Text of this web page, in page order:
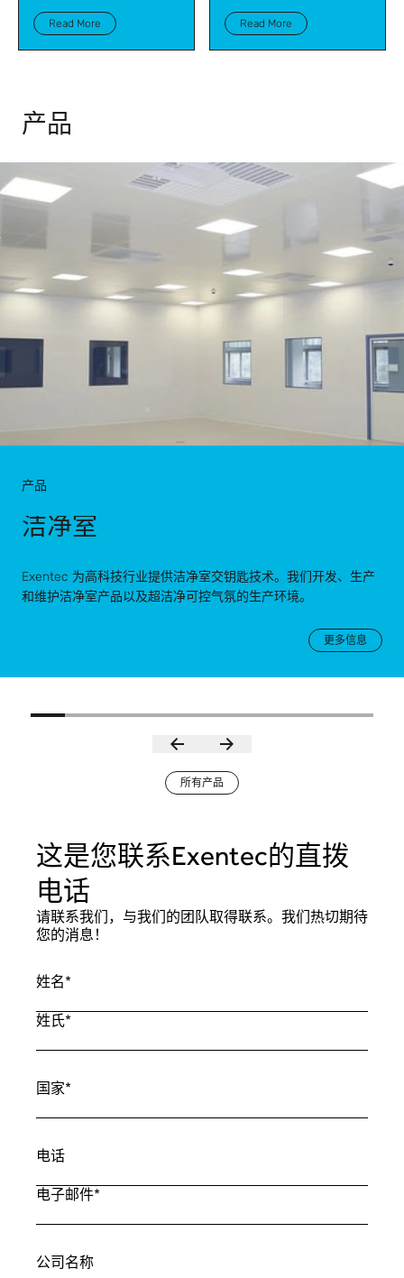
Read More Read More
产品
产品
洁净室
Exentec 为高科技行业提供洁净室交钥匙技术。我们开发、生产
和维护洁净室产品以及超洁净可控气氛的生产环境。
更多信息
所有产品
这是您联系Exentec的直拨
电话
请联系我们，与我们的团队取得联系。我们热切期待
您的消息！
姓名*
姓氏*
国家*
电话
电子邮件*
公司名称